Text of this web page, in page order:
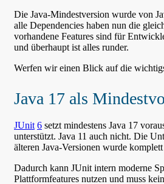
Die Java-Mindestversion wurde von
alle Dependencies haben nun die
vorhandene Features sind für
und überhaupt ist alles runder.
Werfen wir einen Blick auf die
Java 17 als
JUnit 6 setzt mindestens Java 17
unterstützt. Java 11 auch nicht. Die
älteren Java-Versionen wurde
Dadurch kann JUnit intern moderne
Plattformfeatures nutzen und muss